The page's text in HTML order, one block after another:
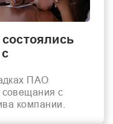
ПАО
с
компании.